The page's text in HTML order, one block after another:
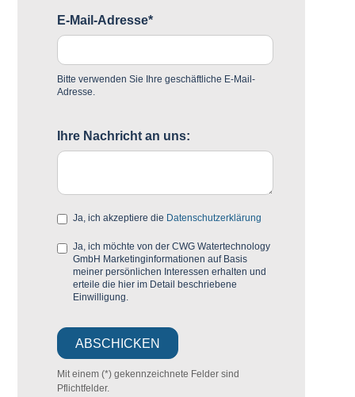
E-Mail-Adresse*
Bitte verwenden Sie Ihre geschäftliche E-Mail-
Adresse.
Ihre Nachricht an uns:
Ja, ich akzeptiere die Datenschutzerklärung
Ja, ich möchte von der CWG Watertechnology
GmbH Marketinginformationen auf Basis
meiner persönlichen Interessen erhalten und
erteile die hier im Detail beschriebene
Einwilligung.
Mit einem (*) gekennzeichnete Felder sind
Pflichtfelder.